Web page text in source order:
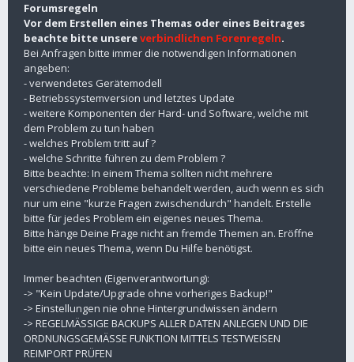
Forumsregeln
Vor dem Erstellen eines Themas oder eines Beitrages
beachte bitte unsereverbindlichen Forenregeln.
Bei Anfragen bitte immer die notwendigen Informationen
angeben:
- verwendetes Gerätemodell
- Betriebssystemversion und letztes Update
- weitere Komponenten der Hard- und Software, welche mit
dem Problem zu tun haben
- welches Problem tritt auf ?
- welche Schritte führen zu dem Problem ?
Bitte beachte: In einem Thema sollten nicht mehrere
verschiedene Probleme behandelt werden, auch wenn es sich
nur um eine "kurze Fragen zwischendurch" handelt. Erstelle
bitte für jedes Problem ein eigenes neues Thema.
Bitte hänge Deine Frage nicht an fremde Themen an. Eröffne
bitte ein neues Thema, wenn Du Hilfe benötigst.
Immer beachten (Eigenverantwortung):
-> "Kein Update/Upgrade ohne vorheriges Backup!"
-> Einstellungen nie ohne Hintergrundwissen ändern
-> REGELMÄSSIGE BACKUPS ALLER DATEN ANLEGEN UND DIE
ORDNUNGSGEMÄSSE FUNKTION MITTELS TESTWEISEN
REIMPORT PRÜFEN